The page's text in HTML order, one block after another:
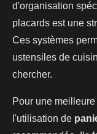
d'organisation
placards est une
Ces systèmes
ustensiles de
chercher.
Pour une
l'utilisation de